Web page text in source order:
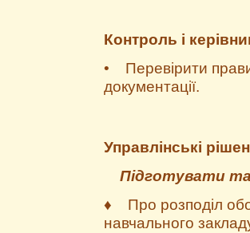
Контроль і
• Перевірити
документації.
Управлінські
Підготувати
♦ Про розподіл
навчального